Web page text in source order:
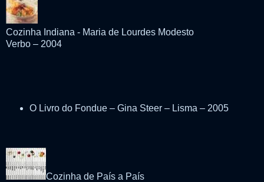
Cozinha Indiana - Maria de Lourdes Modesto
Verbo – 2004
O Livro do Fondue – Gina Steer – Lisma – 2005
Cozinha de País a País